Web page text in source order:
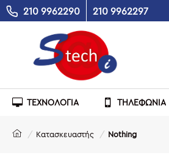
210 9962290 210 9962297
ΤΕΧΝΟΛΟΓΙΑ ΤΗΛΕΦΩΝΙΑ
Κατασκευαστής Nothing